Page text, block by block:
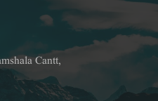
Cantt,